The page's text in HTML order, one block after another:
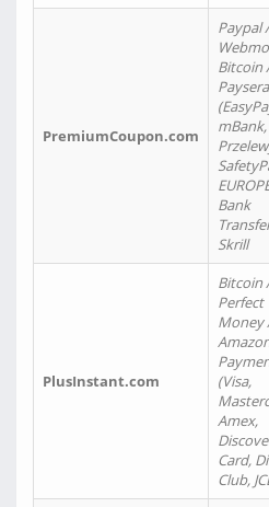
PremiumCoupon.com
Paypal /
Bitcoin
Paysera
mBank,
Bank
Skrill
PlusInstant.com
Bitcoin
Perfect
Money
(Visa,
Amex,
Card,
Club,